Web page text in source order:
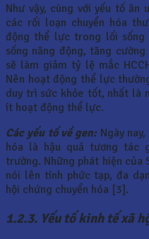
Như vậy, cùng với yếu tố
các rối loạn chuyển hóa
động thể lực trong lối
sống năng động, tăng
sẽ làm giảm tỷ lệ mắc
Nên hoạt động thể lực
duy trì sức khỏe tốt, nhất là
ít hoạt động thể lực.
Các yếu tố về gen:Ngày nay,
hóa là hậu quả tương tác
trường. Những phát hiện
nói lên tính phức tạp, đa
hội chứng chuyển hóa [3].
1.2.3. Yếu tố kinh tế xã